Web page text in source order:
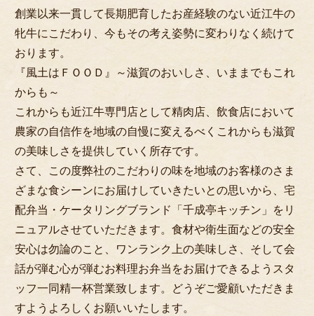
創業以来一貫して長期肥育したお産経験のない近江牛の
牝牛にこだわり、今もその考え姿勢に変わりなく続けて
おります。
『風土はＦＯＯＤ』～滋賀のおいしさ、いままでもこれ
からも～
これからも近江牛専門店として精肉店、飲食店において
農家の自信作を地域の自慢に変えるべくこれからも滋賀
の美味しさを提供していく所存です。
さて、この度弊社のこだわりの味を地域のお客様のさま
ざまな食シーンにお届けしていきたいとの思いから、宅
配弁当・ケータリングブランド「千成亭キッチン」をリ
ニュアルさせていただきます。食材や衛生面などの安全
安心は勿論のこと、ワンランク上の美味しさ、そして会
話が弾む心が弾むお料理お弁当をお届けできるようスタ
ッフ一同精一杯営業致します。どうぞご愛顧いただきま
すようよろしくお願いいたします。